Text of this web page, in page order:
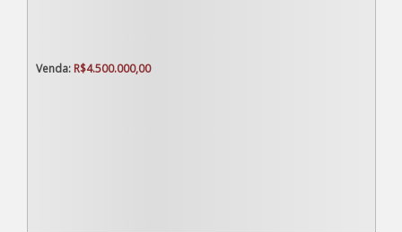
R$4.500.000,00